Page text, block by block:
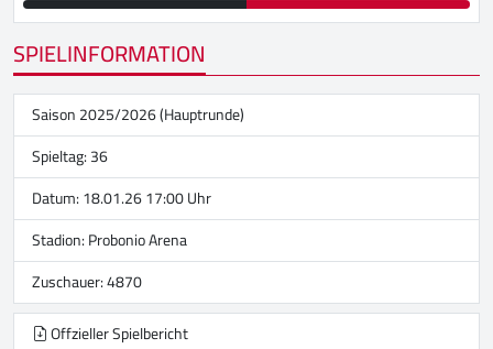
SPIELINFORMATION
Saison 2025/2026 (Hauptrunde)
Spieltag: 36
Datum: 18.01.26 17:00 Uhr
Stadion:Probonio Arena
Zuschauer: 4870
Offzieller Spielbericht